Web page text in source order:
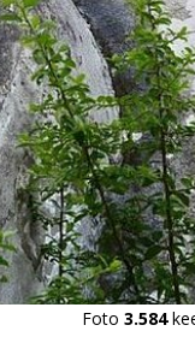
Foto 3.584